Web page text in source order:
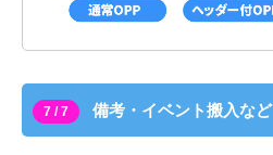
7 / 7 備考・イベント搬入など